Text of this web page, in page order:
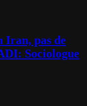
Iran, pas de
Sociologue